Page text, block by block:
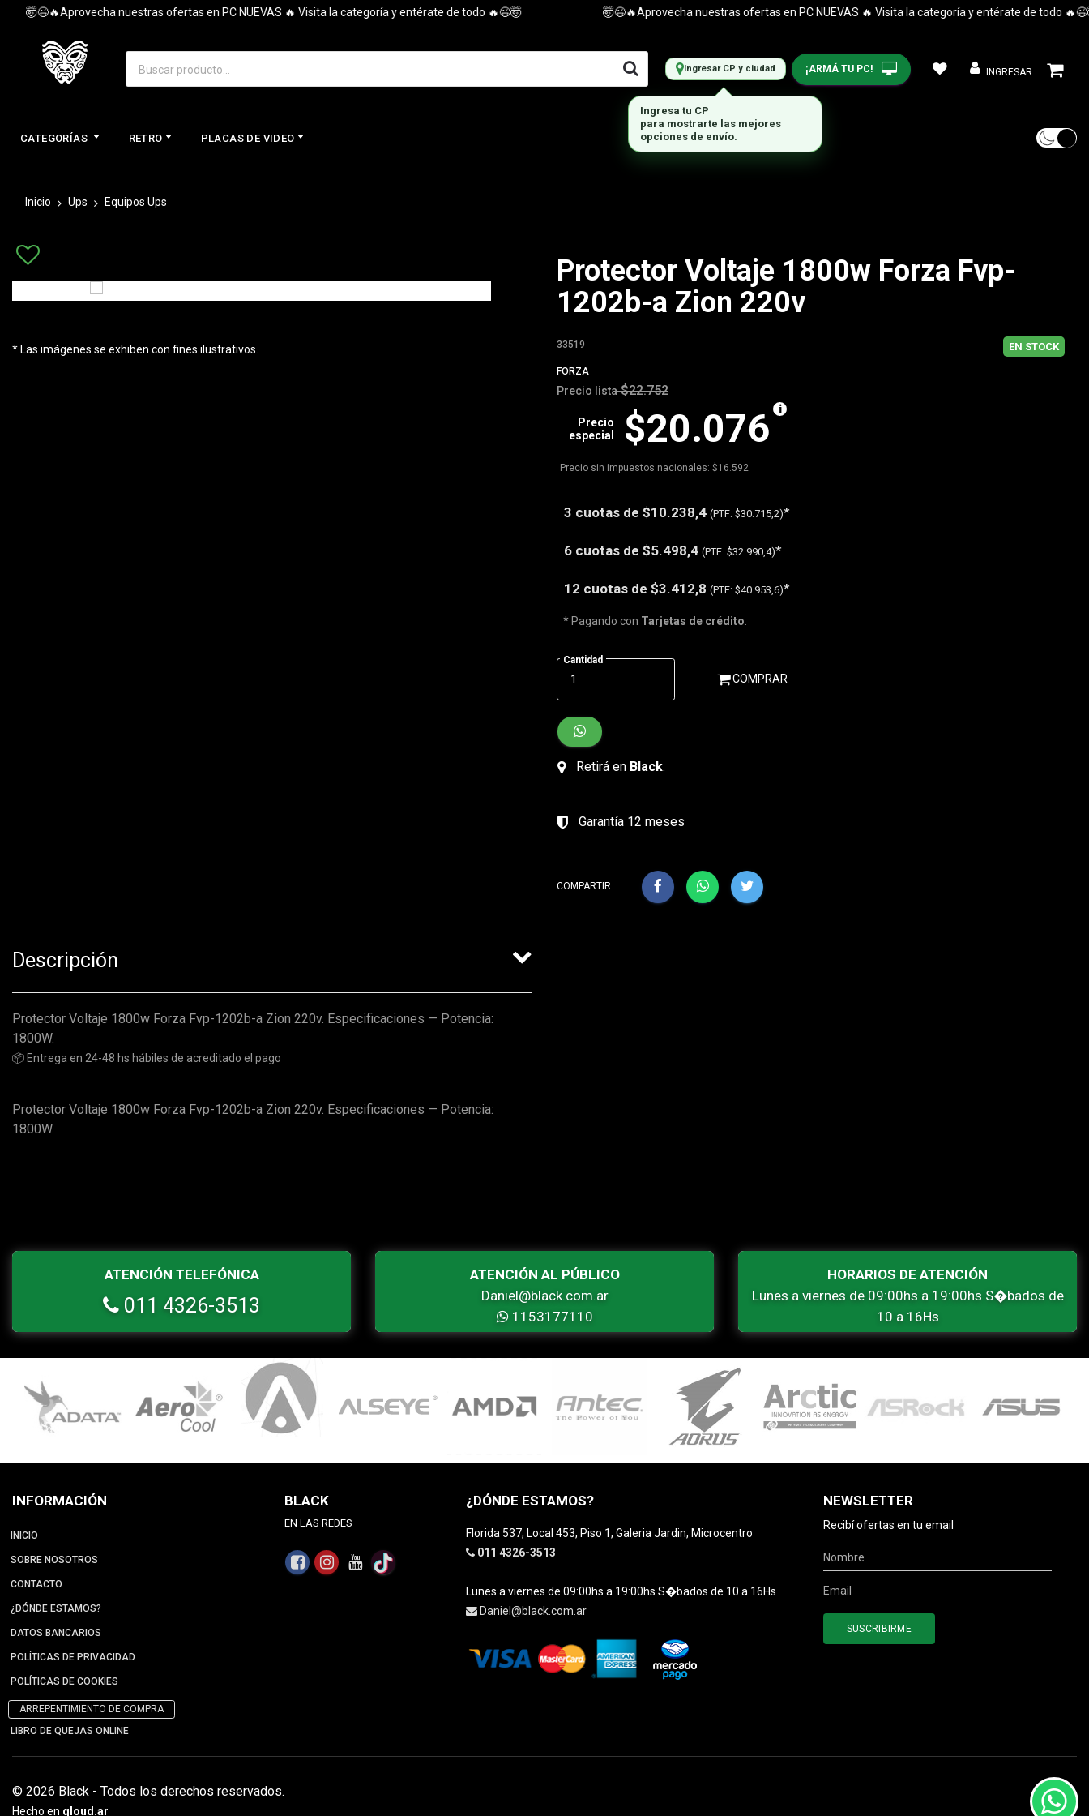
🤯😉🔥Aprovecha nuestras ofertas en PC NUEVAS 🔥 Visita la categoría y entérate de todo 🔥😉🤯 🤯😉🔥Aprovecha nuestras ofertas en PC NUEVAS 🔥 Visita la categoría y entérate de todo 🔥😉🤯
Ingresar CP y ciudad ¡ARMÁ TU PC! INGRESAR
CATEGORÍAS RETRO PLACAS DE VIDEO
Inicio Ups Equipos Ups
* Las imágenes se exhiben con fines ilustrativos.
Protector Voltaje 1800w Forza Fvp-
1202b-a Zion 220v
33519 EN STOCK
FORZA
Precio lista $22.752
$20.076
Precio
especial
Precio sin impuestos nacionales: $16.592
3 cuotas de $10.238,4 (PTF: $30.715,2)*
6 cuotas de $5.498,4 (PTF: $32.990,4)*
12 cuotas de $3.412,8 (PTF: $40.953,6)*
* Pagando con Tarjetas de crédito
Cantidad
COMPRAR
Retirá en Black.
Garantía 12 meses
COMPARTIR:
Descripción
Protector Voltaje 1800w Forza Fvp-1202b-a Zion 220v. Especificaciones — Potencia:
1800W.
📦 Entrega en 24-48 hs hábiles de acreditado el pago
Protector Voltaje 1800w Forza Fvp-1202b-a Zion 220v. Especificaciones — Potencia:
1800W.
ATENCIÓN TELEFÓNICA
011 4326-3513
ATENCIÓN AL PÚBLICO
Daniel@black.com.ar
1153177110
HORARIOS DE ATENCIÓN
Lunes a viernes de 09:00hs a 19:00hs S�bados de
10 a 16Hs
INFORMACIÓN
INICIO
SOBRE NOSOTROS
CONTACTO
¿DÓNDE ESTAMOS?
DATOS BANCARIOS
POLÍTICAS DE PRIVACIDAD
POLÍTICAS DE COOKIES
ARREPENTIMIENTO DE COMPRA
LIBRO DE QUEJAS ONLINE
BLACK
EN LAS REDES
¿DÓNDE ESTAMOS?
Florida 537, Local 453, Piso 1, Galeria Jardin, Microcentro
011 4326-3513
Lunes a viernes de 09:00hs a 19:00hs S�bados de 10 a 16Hs
Daniel@black.com.ar
NEWSLETTER
Recibí ofertas en tu email
© 2026 Black - Todos los derechos reservados.
Hecho en qloud.ar
Ingresa tu CP
para mostrarte las mejores
opciones de envío.